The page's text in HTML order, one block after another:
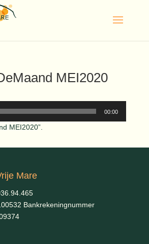
MEI2020
00:00
MEI2020”.
Mare
Bankrekeningnummer